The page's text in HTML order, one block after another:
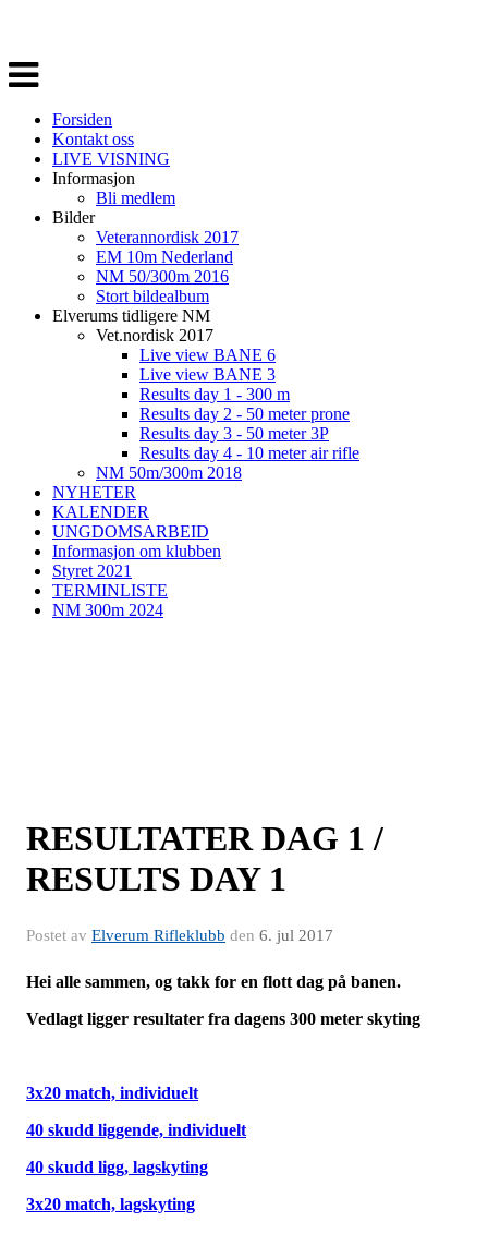
Veksle
navigasjon
Forsiden
Kontakt oss
LIVE VISNING
Informasjon
Bli medlem
Bilder
Veterannordisk 2017
EM 10m Nederland
NM 50/300m 2016
Stort bildealbum
Elverums tidligere NM
Vet.nordisk 2017
Live view BANE 6
Live view BANE 3
Results day 1 - 300 m
Results day 2 - 50 meter prone
Results day 3 - 50 meter 3P
Results day 4 - 10 meter air rifle
NM 50m/300m 2018
NYHETER
KALENDER
UNGDOMSARBEID
Informasjon om klubben
Styret 2021
TERMINLISTE
NM 300m 2024
RESULTATER DAG 1 /
RESULTS DAY 1
Postet av Elverum Rifleklubb den 6. jul 2017
Hei alle sammen, og takk for en flott dag på banen.
Vedlagt ligger resultater fra dagens 300 meter skyting
3x20 match, individuelt
40 skudd liggende, individuelt
40 skudd ligg, lagskyting
3x20 match, lagskyting